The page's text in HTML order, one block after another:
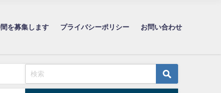
を募集します プライバシーポリシー お問い合わせ